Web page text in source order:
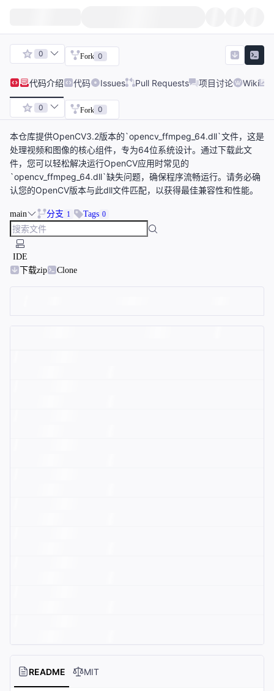
0 Fork 0
代码介绍 代码 Issues Pull Requests 项目讨论 Wiki
0 Fork 0
本仓库提供OpenCV3.2版本的`opencv_ffmpeg_64.dll`文件，这是
处理视频和图像的核心组件，专为64位系统设计。通过下载此文
件，您可以轻松解决运行OpenCV应用时常见的
`opencv_ffmpeg_64.dll`缺失问题，确保程序流畅运行。请务必确
认您的OpenCV版本与此dll文件匹配，以获得最佳兼容性和性能。
main 分支 1 Tags 0
IDE
下载zip
Clone
README MIT